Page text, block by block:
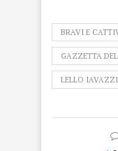
BRAVI E
GAZZETTA
LELLO IAVAZZI